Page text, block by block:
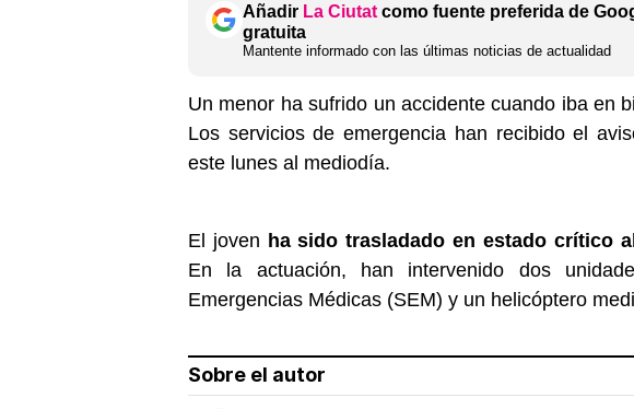
Añadir La Ciutat como fuente preferida de
gratuita
Mantente informado con las últimas noticias de actualidad
Un menor ha sufrido un accidente cuando iba en
Los servicios de emergencia han recibido el
este lunes al mediodía.
El joven ha sido trasladado en estado crítico
En la actuación, han intervenido dos
Emergencias Médicas (SEM) y un helicóptero
Sobre el autor